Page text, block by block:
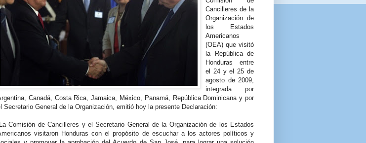
Cancilleres de la
Organización de
los Estados
Americanos
(OEA) que visitó
la República de
Honduras entre
el 24 y el 25 de
agosto de 2009,
integrada por
Canadá, Costa Rica, Jamaica, México, Panamá, República Dominicana y por
Secretario General de la Organización, emitió hoy la presente Declaración:
Comisión de Cancilleres y el Secretario General de la Organización de los Estados
visitaron Honduras con el propósito de escuchar a los actores políticos y